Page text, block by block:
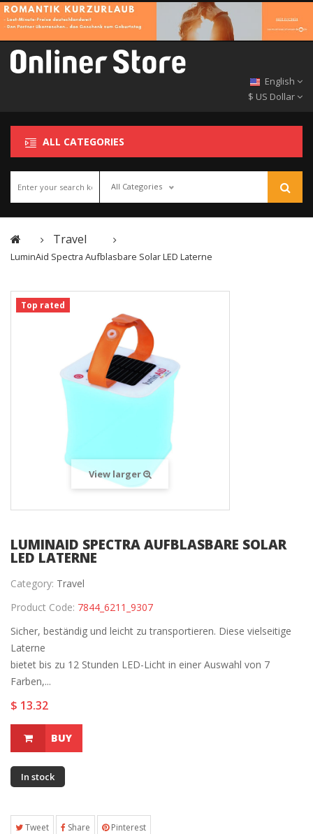
English
$ US Dollar
ALL CATEGORIES
All Categories
Travel
LuminAid Spectra Aufblasbare Solar LED Laterne
Top rated
View larger
LUMINAID SPECTRA AUFBLASBARE SOLAR
LED LATERNE
Category: Travel
Product Code: 7844_6211_9307
Sicher, beständig und leicht zu transportieren. Diese vielseitige
Laterne
bietet bis zu 12 Stunden LED-Licht in einer Auswahl von 7
Farben,...
$ 13.32
BUY
In stock
Tweet Share Pinterest